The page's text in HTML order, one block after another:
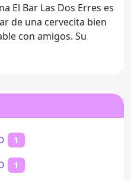
es
de una cervecita bien
con amigos. Su
1
1